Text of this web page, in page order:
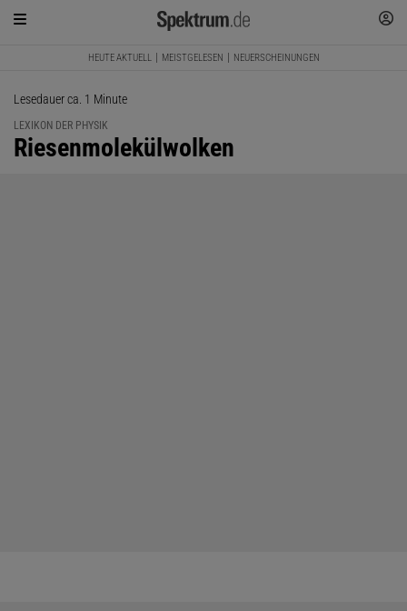
HEUTE AKTUELL MEISTGELESEN NEUERSCHEINUNGEN
Lesedauer ca. 1 Minute
LEXIKON DER PHYSIK
:
Riesenmolekülwolken